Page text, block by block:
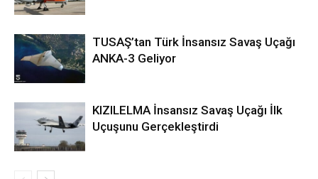
TUSAŞ’tan Türk İnsansız Savaş Uçağı
ANKA-3 Geliyor
KIZILELMA İnsansız Savaş Uçağı İlk
Uçuşunu Gerçekleştirdi